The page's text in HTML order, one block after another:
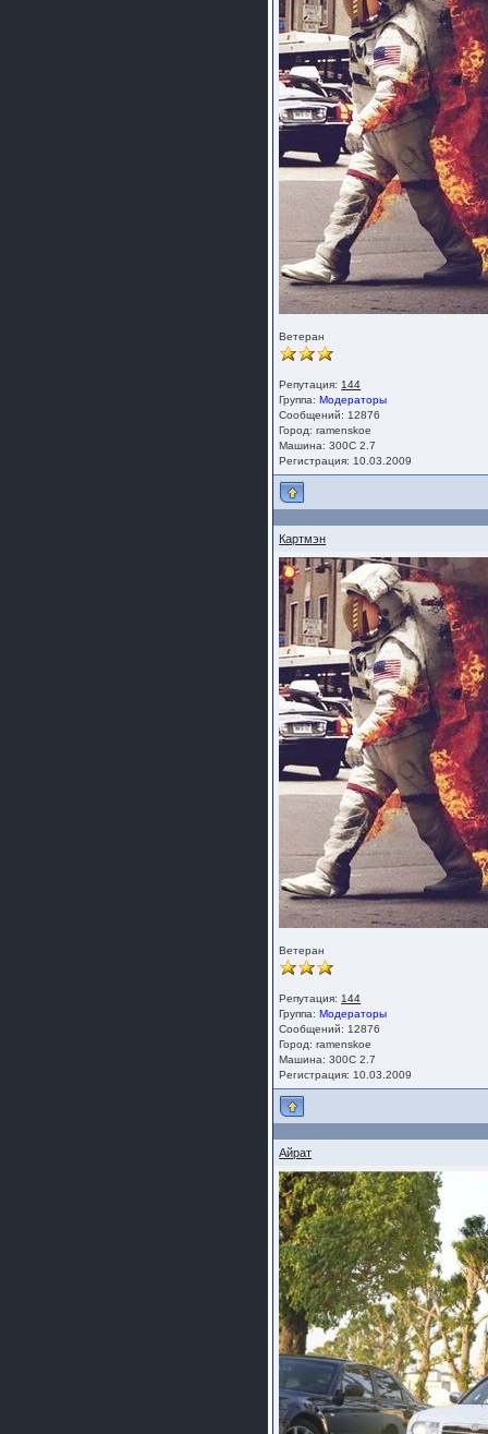
Ветеран
Репутация: 144
Группа:Модераторы
Сообщений: 12876
Город: ramenskoe
Машина: 300C 2.7
Регистрация: 10.03.2009
Картмэн
Ветеран
Репутация: 144
Группа:Модераторы
Сообщений: 12876
Город: ramenskoe
Машина: 300C 2.7
Регистрация: 10.03.2009
Айрат